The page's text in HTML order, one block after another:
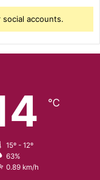
accounts.
℃
15º - 12º
63%
0.89 km/h